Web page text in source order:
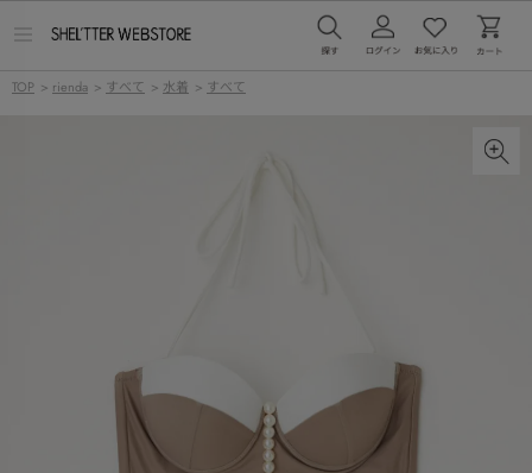
ー
TOP > rienda > すべて > 水着 > すべて